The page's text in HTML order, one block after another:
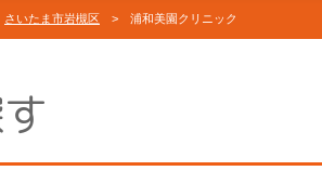
さいたま市岩槻区 > 浦和美園クリニック